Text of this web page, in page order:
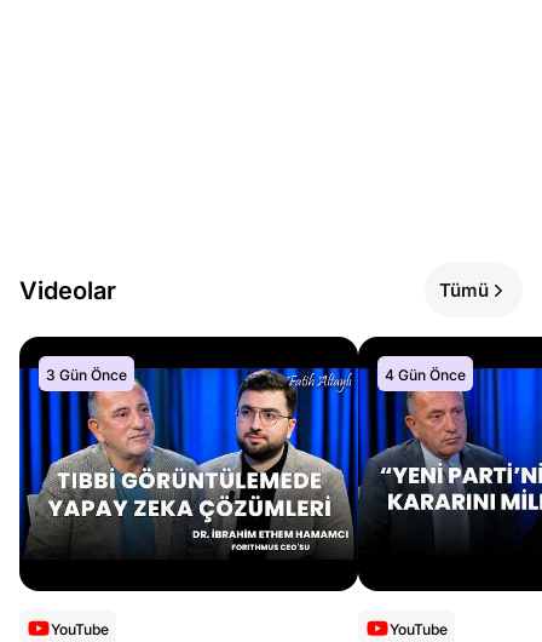
Videolar Tümü
3 Gün Önce
YouTube
4 Gün Önce
YouTube